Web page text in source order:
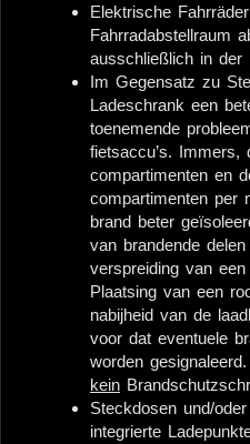
Elektrische
Fahrradabstellraum
ausschließlich in der
Im Gegensatz zu
Ladeschrank een
toenemende
fietsaccu’s. Immers,
compartimenten en
compartimenten per
brand beter
van brandende
verspreiding van
Plaatsing van een
nabijheid van de
voor dat eventuele
worden
kein
Steckdosen und/
integrierte